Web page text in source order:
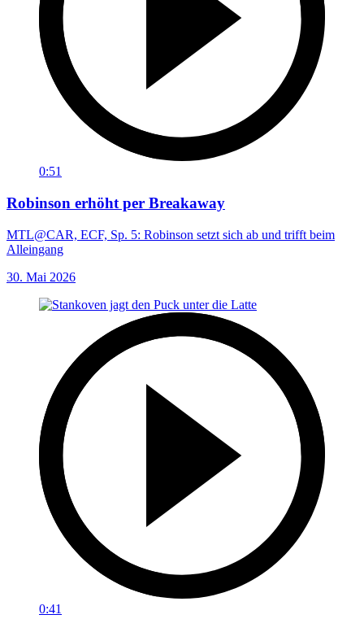
0:51
Robinson erhöht per Breakaway
MTL@CAR, ECF, Sp. 5: Robinson setzt sich ab und trifft beim
Alleingang
30. Mai 2026
0:41